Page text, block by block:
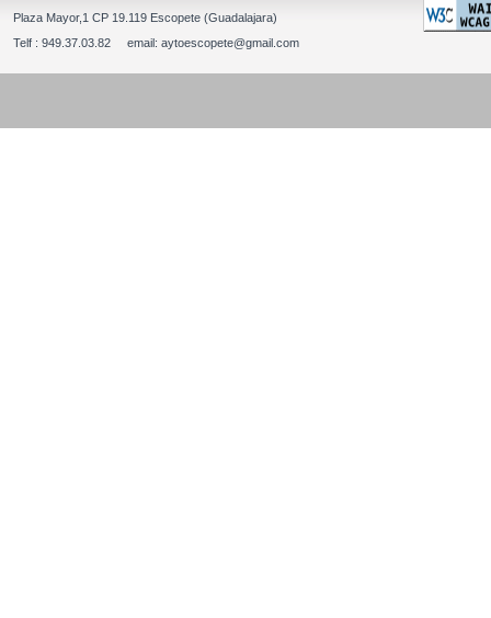
Plaza Mayor,1 CP 19.119 Escopete (Guadalajara)
Telf : 949.37.03.82 email: aytoescopete@gmail.com